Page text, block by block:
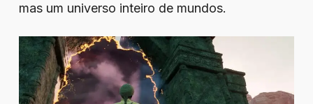
mas um universo inteiro de mundos.